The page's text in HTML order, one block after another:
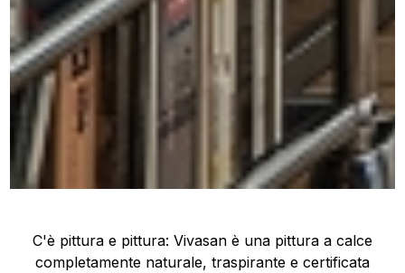
C'è pittura e pittura: Vivasan è una pittura a calce
completamente naturale, traspirante e certificata